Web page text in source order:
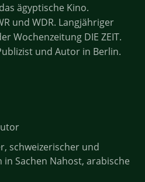
ägyptische Kino.
und WDR. Langjähriger
Wochenzeitung DIE ZEIT.
und Autor in Berlin.
schweizerischer und
Sachen Nahost, arabische